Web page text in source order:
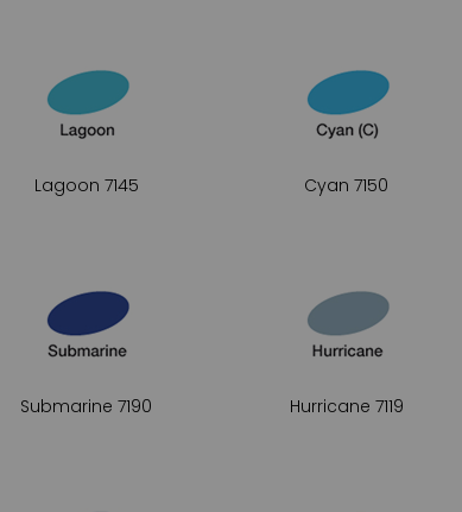
Lagoon 7145 Cyan 7150
Submarine 7190 Hurricane 7119